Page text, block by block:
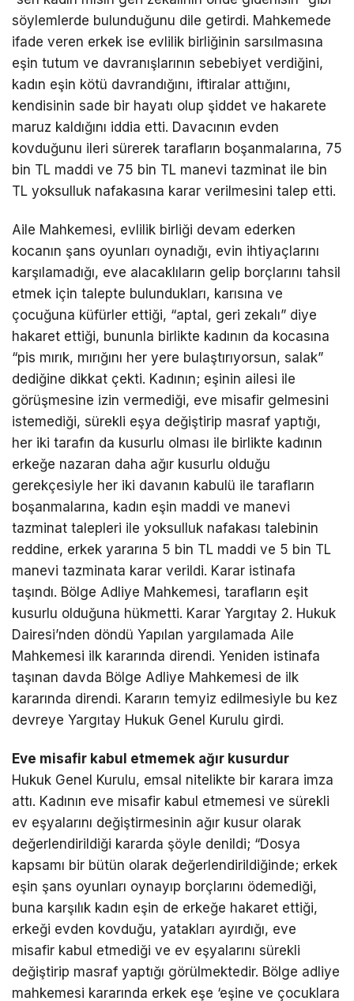
söylemlerde bulunduğunu dile getirdi. Mahkemede
ifade veren erkek ise evlilik birliğinin sarsılmasına
eşin tutum ve davranışlarının sebebiyet verdiğini,
kadın eşin kötü davrandığını, iftiralar attığını,
kendisinin sade bir hayatı olup şiddet ve hakarete
maruz kaldığını iddia etti. Davacının evden
kovduğunu ileri sürerek tarafların boşanmalarına, 75
bin TL maddi ve 75 bin TL manevi tazminat ile bin
TL yoksulluk nafakasına karar verilmesini talep etti.
Aile Mahkemesi, evlilik birliği devam ederken
kocanın şans oyunları oynadığı, evin ihtiyaçlarını
karşılamadığı, eve alacaklıların gelip borçlarını tahsil
etmek için talepte bulundukları, karısına ve
çocuğuna küfürler ettiği, “aptal, geri zekalı” diye
hakaret ettiği, bununla birlikte kadının da kocasına
“pis mırık, mırığını her yere bulaştırıyorsun, salak”
dediğine dikkat çekti. Kadının; eşinin ailesi ile
görüşmesine izin vermediği, eve misafir gelmesini
istemediği, sürekli eşya değiştirip masraf yaptığı,
her iki tarafın da kusurlu olması ile birlikte kadının
erkeğe nazaran daha ağır kusurlu olduğu
gerekçesiyle her iki davanın kabulü ile tarafların
boşanmalarına, kadın eşin maddi ve manevi
tazminat talepleri ile yoksulluk nafakası talebinin
reddine, erkek yararına 5 bin TL maddi ve 5 bin TL
manevi tazminata karar verildi. Karar istinafa
taşındı. Bölge Adliye Mahkemesi, tarafların eşit
kusurlu olduğuna hükmetti. Karar Yargıtay 2. Hukuk
Dairesi’nden döndü Yapılan yargılamada Aile
Mahkemesi ilk kararında direndi. Yeniden istinafa
taşınan davda Bölge Adliye Mahkemesi de ilk
kararında direndi. Kararın temyiz edilmesiyle bu kez
devreye Yargıtay Hukuk Genel Kurulu girdi.
Eve misafir kabul etmemek ağır kusurdur
Hukuk Genel Kurulu, emsal nitelikte bir karara imza
attı. Kadının eve misafir kabul etmemesi ve sürekli
ev eşyalarını değiştirmesinin ağır kusur olarak
değerlendirildiği kararda şöyle denildi; “Dosya
kapsamı bir bütün olarak değerlendirildiğinde; erkek
eşin şans oyunları oynayıp borçlarını ödemediği,
buna karşılık kadın eşin de erkeğe hakaret ettiği,
erkeği evden kovduğu, yatakları ayırdığı, eve
misafir kabul etmediği ve ev eşyalarını sürekli
değiştirip masraf yaptığı görülmektedir. Bölge adliye
mahkemesi kararında erkek eşe ‘eşine ve çocuklara